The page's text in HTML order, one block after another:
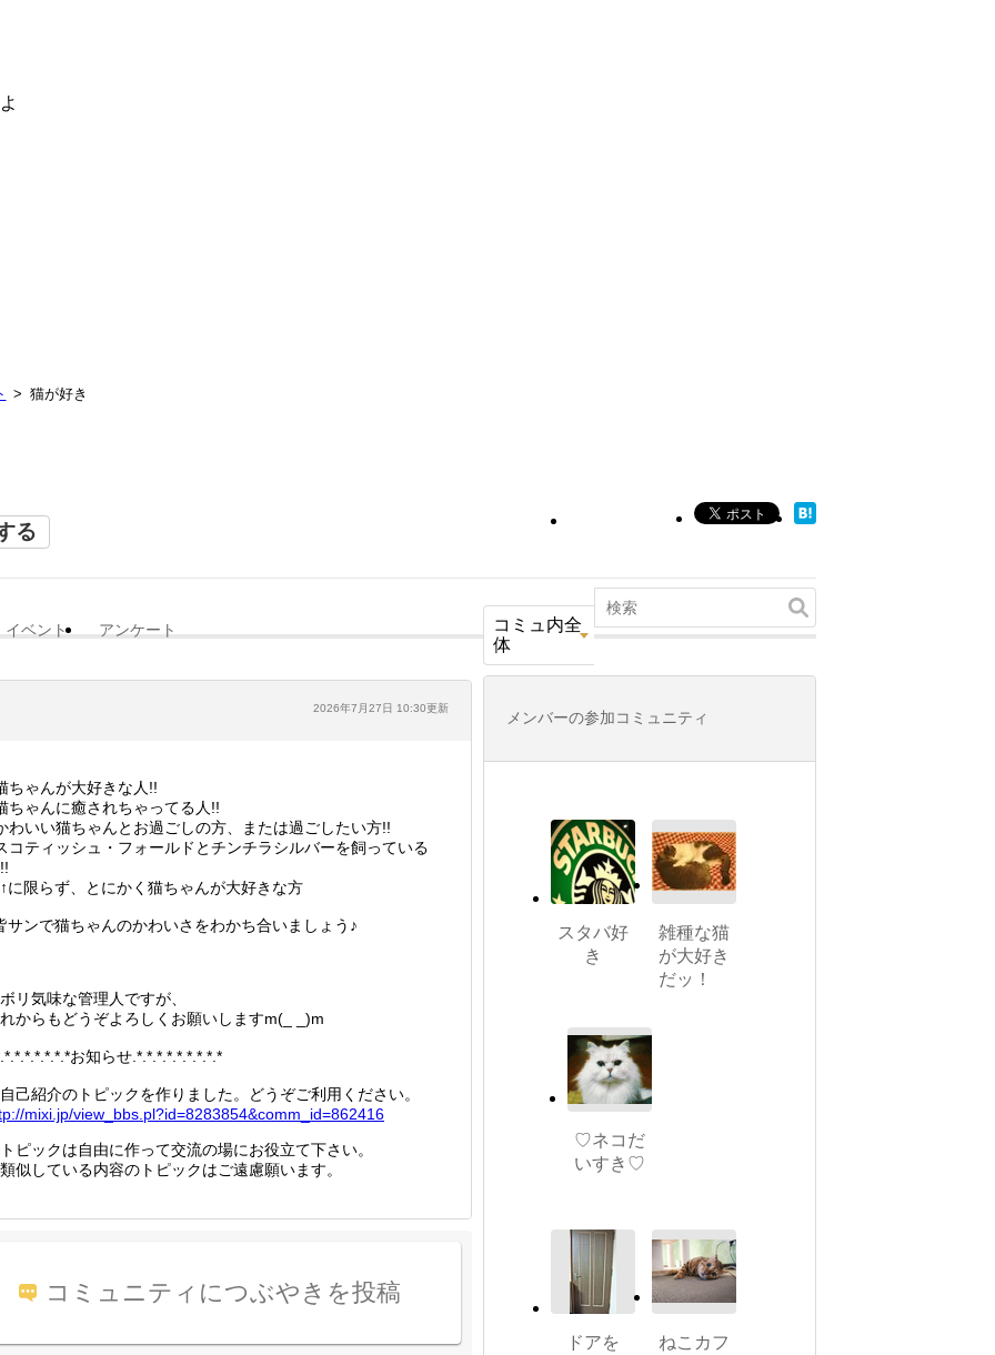
猫が好き
る
イベント アンケート
コミュ内全
体
2026年7月27日 10:30更新
ちゃんが大好きな人!!
ちゃんに癒されちゃってる人!!
わいい猫ちゃんとお過ごしの方、または過ごしたい方!!
コティッシュ・フォールドとチンチラシルバーを飼っている
限らず、とにかく猫ちゃんが大好きな方
サンで猫ちゃんのかわいさをわかち合いましょう♪
リ気味な管理人ですが、
からもどうぞよろしくお願いしますm(_ _)m
お知らせ.*.*.*.*.*.*.*.*.*
己紹介のトピックを作りました。どうぞご利用ください。
mixi.jp/view_bbs.pl?id=8283854&comm _id=862416
ピックは自由に作って交流の場にお役立て下さい。
似している内容のトピックはご遠慮願います。
コミュニティにつぶやきを投稿
メンバーの参加コミュニティ
スタバ好
き
雑種な猫
が大好き
だッ！
♡ネコだ
いすき♡
ドアを
ねこカフ